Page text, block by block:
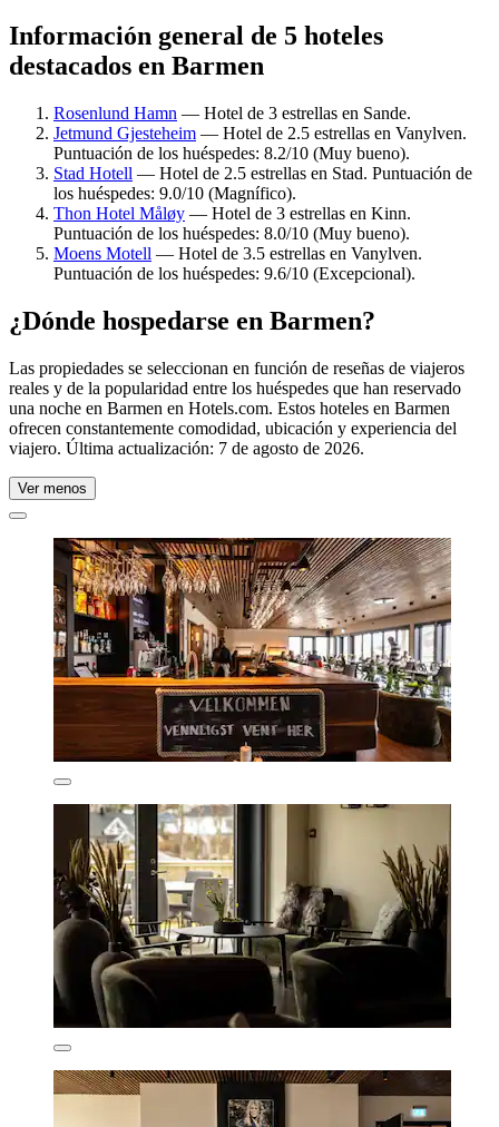
Información general de 5 hoteles
destacados en Barmen
Rosenlund Hamn — Hotel de 3 estrellas en Sande.
Jetmund Gjesteheim — Hotel de 2.5 estrellas en Vanylven.
Puntuación de los huéspedes: 8.2/10 (Muy bueno).
Stad Hotell — Hotel de 2.5 estrellas en Stad. Puntuación de
los huéspedes: 9.0/10 (Magnífico).
Thon Hotel Måløy — Hotel de 3 estrellas en Kinn.
Puntuación de los huéspedes: 8.0/10 (Muy bueno).
Moens Motell — Hotel de 3.5 estrellas en Vanylven.
Puntuación de los huéspedes: 9.6/10 (Excepcional).
¿Dónde hospedarse en Barmen?
Las propiedades se seleccionan en función de reseñas de viajeros
reales y de la popularidad entre los huéspedes que han reservado
una noche en Barmen en Hotels.com. Estos hoteles en Barmen
ofrecen constantemente comodidad, ubicación y experiencia del
viajero. Última actualización: 7 de agosto de 2026.
Ver menos